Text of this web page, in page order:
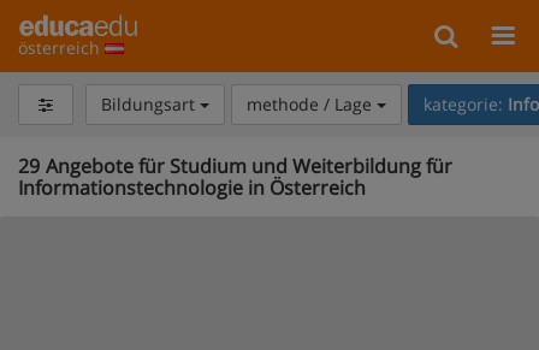
österreich
Bildungsart methode / Lage kategorie:
29 Angebote für Studium und Weiterbildung für
Informationstechnologie in Österreich